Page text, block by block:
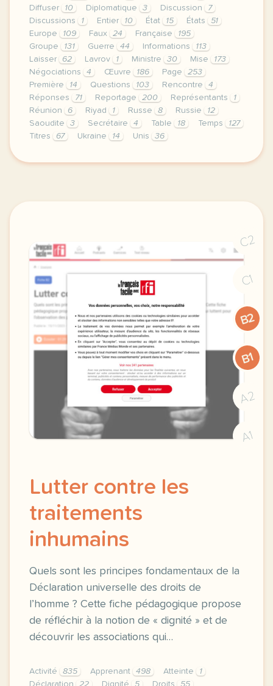
Diffuser
10 Diplomatique 3 Discussion
7
Discussions
1 Entier 10 État 15 États
51
Europe
109 Faux 24 Française
195
Groupe
131 Guerre 44 Informations
113
Laisser
62 Lavrov 1 Ministre 30 Mise
173
Négociations
4 Œuvre 186 Page
253
Première
14 Questions 103 Rencontre
4
Réponses
71 Reportage 200 Représentants
1
Réunion
6 Riyad 1 Russe 8 Russie
12
Saoudite
3 Secrétaire 4 Table 18 Temps
127
Titres
67 Ukraine 14 Unis 36
le respect de votre vie privee est une priorite
C2
C1
B2
B1
A2
A1
Lutter contre les
traitements
inhumains
Quels sont les principes fondamentaux de la
Déclaration universelle des droits de
l’homme ? Cette fiche pédagogique propose
de réfléchir à la notion de « dignité » et de
découvrir les associations qui…
Activité 835 Apprenant 498 Atteinte
1
Déclaration
22 Dignité 5 Droits 55